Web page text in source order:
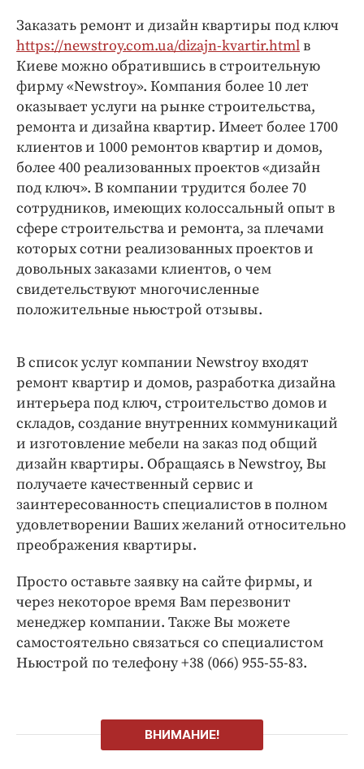
Заказать ремонт и дизайн квартиры под ключ
https://newstroy.com.ua/dizajn-kvartir.htmlв
Киеве можно обратившись в строительную
фирму «Newstroy». Компания более 10 лет
оказывает услуги на рынке строительства,
ремонта и дизайна квартир. Имеет более 1700
клиентов и 1000 ремонтов квартир и домов,
более 400 реализованных проектов «дизайн
под ключ». В компании трудится более 70
сотрудников, имеющих колоссальный опыт в
сфере строительства и ремонта, за плечами
которых сотни реализованных проектов и
довольных заказами клиентов, о чем
свидетельствуют многочисленные
положительные ньюстрой отзывы.
В список услуг компании Newstroy входят
ремонт квартир и домов, разработка дизайна
интерьера под ключ, строительство домов и
складов, создание внутренних коммуникаций
и изготовление мебели на заказ под общий
дизайн квартиры. Обращаясь в Newstroy, Вы
получаете качественный сервис и
заинтересованность специалистов в полном
удовлетворении Ваших желаний относительно
преображения квартиры.
Просто оставьте заявку на сайте фирмы, и
через некоторое время Вам перезвонит
менеджер компании. Также Вы можете
самостоятельно связаться со специалистом
Ньюстрой по телефону +38 (066) 955-55-83.
ВНИМАНИЕ!